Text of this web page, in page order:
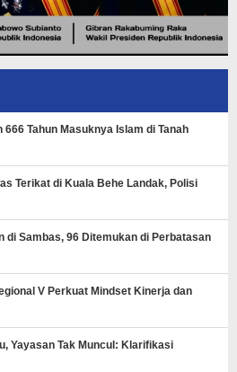
Tahun Masuknya Islam di Tanah
Terikat di Kuala Behe Landak, Polisi
di Sambas, 96 Ditemukan di Perbatasan
V Perkuat Mindset Kinerja dan
Yayasan Tak Muncul: Klarifikasi